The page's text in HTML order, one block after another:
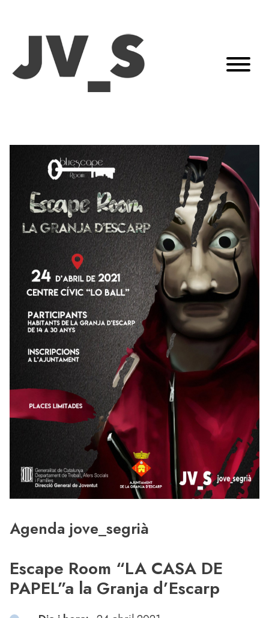
Agenda jove_segrià
Escape Room “LA CASA DE
PAPEL”a la Granja d’Escarp